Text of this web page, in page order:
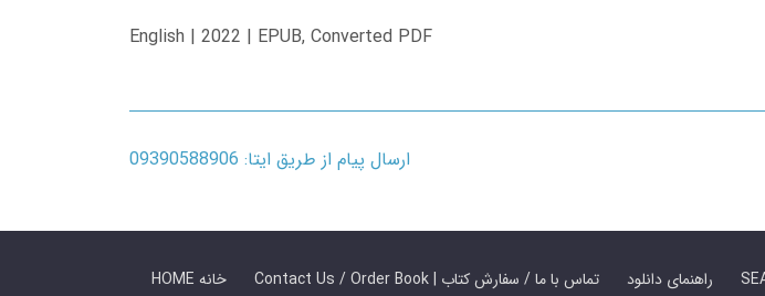
English | 2022 | EPUB, Converted PDF
ارسال پیام از طریق ایتا: 09390588906
HOME خانه Contact Us / Order Book | تماس با ما / سفارش کتاب راهنمای دانلود